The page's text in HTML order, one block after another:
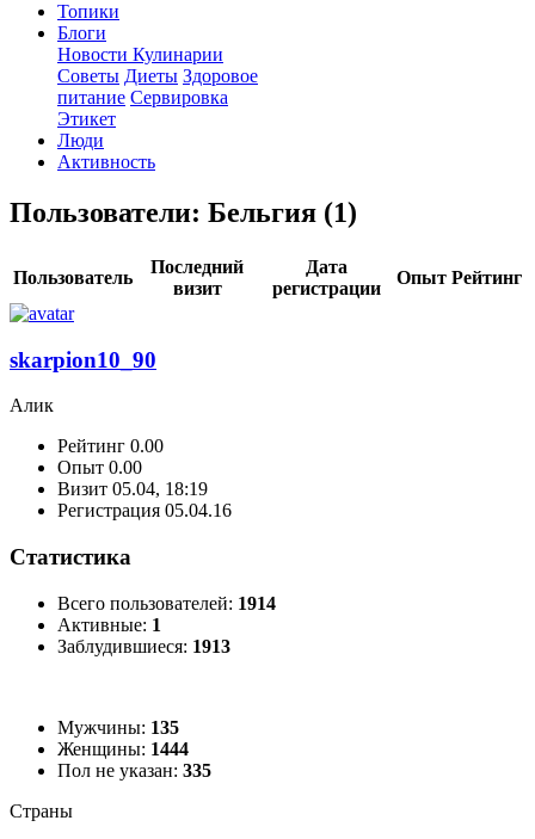
Топики
Блоги
Новости Кулинарии
Советы Диеты Здоровое
питание Сервировка
Этикет
Люди
Активность
Пользователи: Бельгия (1)
Пользователь
Последний
визит
Дата
регистрации
Опыт Рейтинг
skarpion10_90
Алик
Рейтинг 0.00
Опыт 0.00
Визит 05.04, 18:19
Регистрация 05.04.16
Статистика
Всего пользователей: 1914
Активные: 1
Заблудившиеся: 1913
Мужчины: 135
Женщины: 1444
Пол не указан: 335
Страны